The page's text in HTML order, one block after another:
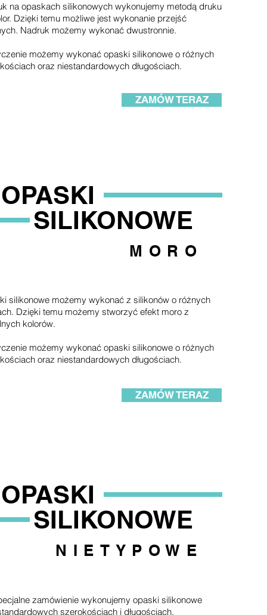
na opaskach silikonowych wykonujemy metodą druku
Dzięki temu możliwe jest wykonanie przejść
Nadruk możemy wykonać dwustronnie.
możemy wykonać opaski silikonowe o różnych
oraz niestandardowych długościach.
ZAMÓW TERAZ
OPASKI
SILIKONOWE
MORO
silikonowe możemy wykonać z silikonów o różnych
Dzięki temu możemy stworzyć efekt moro z
kolorów.
możemy wykonać opaski silikonowe o różnych
oraz niestandardowych długościach.
ZAMÓW TERAZ
SILIKONOWE
OPASKI
NIETYPOWE
zamówienie wykonujemy opaski silikonowe
szerokościach i długościach.